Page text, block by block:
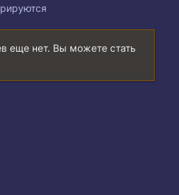
еще нет. Вы можете стать